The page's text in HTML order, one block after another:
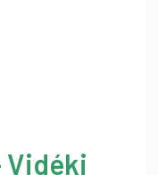
Vidéki